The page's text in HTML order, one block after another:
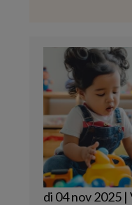
di 04 nov 2025